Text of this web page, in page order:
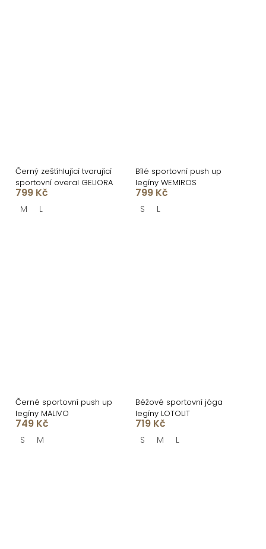
Černý zeštíhlující tvarující
sportovní overal GELIORA
799 Kč
M L
Bílé sportovní push up
legíny WEMIROS
799 Kč
S L
Černé sportovní push up
legíny MALIVO
749 Kč
S M
Béžové sportovní jóga
legíny LOTOLIT
719 Kč
S M L